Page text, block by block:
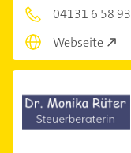
04131 6 58 93
Webseite